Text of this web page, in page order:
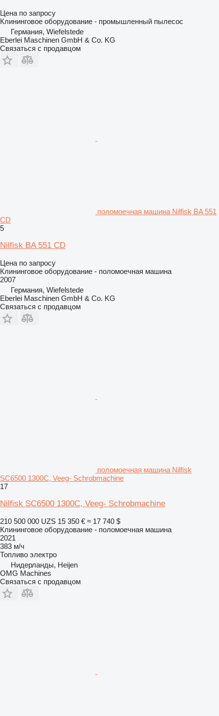
Цена по запросу
Клининговое оборудование - промышленный пылесос
Германия, Wiefelstede
Eberlei Maschinen GmbH & Co. KG
Связаться с продавцом
поломоечная машина Nilfisk BA 551
CD
5
Nilfisk BA 551 CD
Цена по запросу
Клининговое оборудование - поломоечная машина
2007
Германия, Wiefelstede
Eberlei Maschinen GmbH & Co. KG
Связаться с продавцом
поломоечная машина Nilfisk
SC6500 1300C, Veeg- Schrobmachine
17
Nilfisk SC6500 1300C, Veeg- Schrobmachine
210 500 000 UZS 15 350 € ≈ 17 740 $
Клининговое оборудование - поломоечная машина
2021
383 м/ч
Топливо электро
Нидерланды, Heijen
OMG Machines
Связаться с продавцом